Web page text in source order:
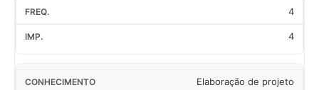
4
4
Elaboração de projeto